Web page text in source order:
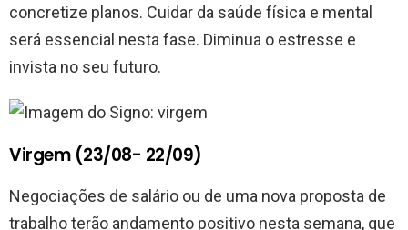
concretize planos. Cuidar da saúde física e mental
será essencial nesta fase. Diminua o estresse e
invista no seu futuro.
Virgem (23/08- 22/09)
Negociações de salário ou de uma nova proposta de
trabalho terão andamento positivo nesta semana, que